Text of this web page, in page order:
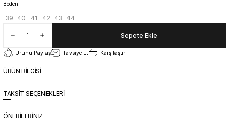
Beden
39 40 41 42 43 44
Sepete Ekle
Ürünü Paylaş Tavsiye Et Karşılaştır
ÜRÜN BİLGİSİ
TAKSİT SEÇENEKLERİ
ÖNERİLERİNİZ